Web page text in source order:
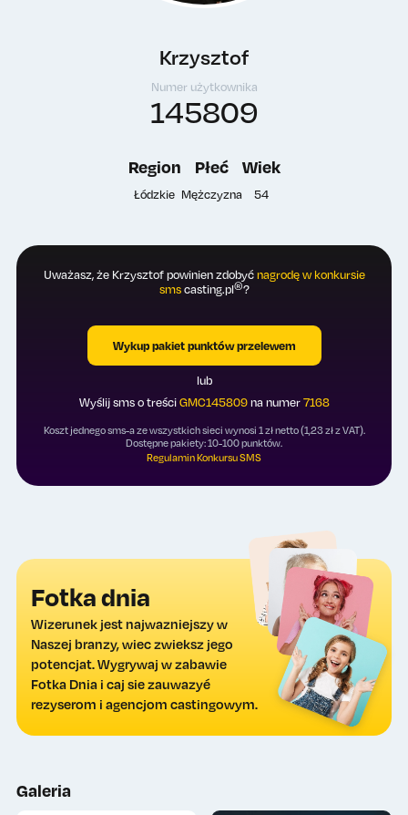
Krzysztof
Numer użytkownika
145809
Region
Łódzkie
Płeć
Mężczyzna
Wiek
54
Uważasz, że Krzysztof powinien zdobyćnagrodę w konkursie
smscasting.pl®?
Wykup pakiet punktów przelewem
lub
Wyślij sms o treściGMC145809na numer7168
Koszt jednego sms-a ze wszystkich sieci wynosi 1 zł netto (1,23 zł z VAT).
Dostępne pakiety: 10-100 punktów.
Regulamin Konkursu SMS
Fotka dnia
Wizerunek jest najwazniejszy w
Naszej branzy, wiec zwieksz jego
potencjat. Wygrywaj w zabawie
Fotka Dnia i caj sie zauwazyé
rezyserom i agencjom castingowym.
Galeria